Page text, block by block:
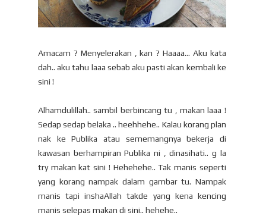
Amacam ? Menyelerakan , kan ? Haaaa... Aku kata
dah.. aku tahu laaa sebab aku pasti akan kembali ke
sini !
Alhamdulillah.. sambil berbincang tu , makan laaa !
Sedap sedap belaka .. heehhehe.. Kalau korang plan
nak ke Publika atau sememangnya bekerja di
kawasan berhampiran Publika ni , dinasihati.. g la
try makan kat sini ! Hehehehe.. Tak manis seperti
yang korang nampak dalam gambar tu. Nampak
manis tapi inshaAllah takde yang kena kencing
manis selepas makan di sini.. hehehe..